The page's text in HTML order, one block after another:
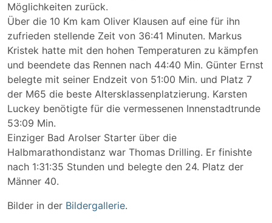
Möglichkeiten zurück.
Über die 10 Km kam Oliver Klausen auf eine für ihn
zufrieden stellende Zeit von 36:41 Minuten. Markus
Kristek hatte mit den hohen Temperaturen zu kämpfen
und beendete das Rennen nach 44:40 Min. Günter Ernst
belegte mit seiner Endzeit von 51:00 Min. und Platz 7
der M65 die beste Altersklassenplatzierung. Karsten
Luckey benötigte für die vermessenen Innenstadtrunde
53:09 Min.
Einziger Bad Arolser Starter über die
Halbmarathondistanz war Thomas Drilling. Er finishte
nach 1:31:35 Stunden und belegte den 24. Platz der
Männer 40.
Bilder in der Bildergallerie.